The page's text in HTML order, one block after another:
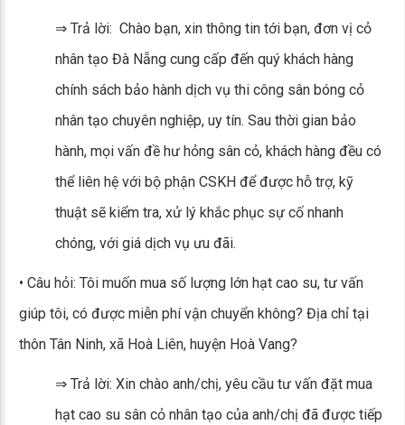
⇒ Trả lời: Chào bạn, xin thông tin tới bạn, đơn vị cỏ
nhân tạo Đà Nẵng cung cấp đến quý khách hàng
chính sách bảo hành dịch vụ thi công sân bóng cỏ
nhân tạo chuyên nghiệp, uy tín. Sau thời gian bảo
hành, mọi vấn đề hư hỏng sân cỏ, khách hàng đều có
thể liên hệ với bộ phận CSKH để được hỗ trợ, kỹ
thuật sẽ kiểm tra, xử lý khắc phục sự cố nhanh
chóng, với giá dịch vụ ưu đãi.
• Câu hỏi: Tôi muốn mua số lượng lớn hạt cao su, tư vấn
giúp tôi, có được miễn phí vận chuyển không? Địa chỉ tại
thôn Tân Ninh, xã Hoà Liên, huyện Hoà Vang?
⇒ Trả lời: Xin chào anh/chị, yêu cầu tư vấn đặt mua
hạt cao su sân cỏ nhân tạo của anh/chị đã được tiếp